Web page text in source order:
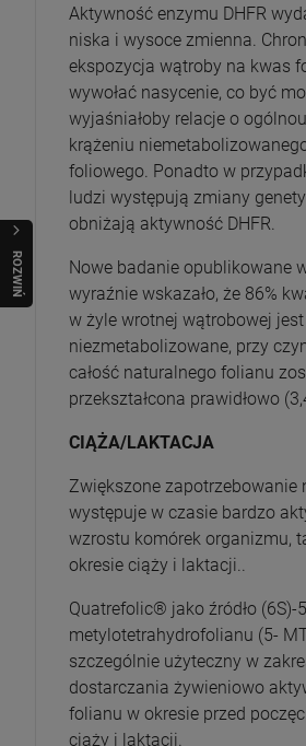
R
O
Z
W
I
Ń
O
B
I
Aktywność enzymu DHFR
niska i wysoce zmienna.
ekspozycja wątroby na kwas
wywołać nasycenie, co być
wyjaśniałoby relacje o
krążeniu
foliowego. Ponadto w
ludzi występują zmiany
obniżają aktywność DHFR.
Nowe badanie opublikowane
wyraźnie wskazało, że 86%
w żyle wrotnej wątrobowej jest
niezmetabolizowane, przy
całość naturalnego folianu
przekształcona prawidłowo
CIĄŻA/LAKTACJA
Zwiększone zapotrzebowanie
występuje w czasie bardzo
wzrostu komórek organizmu,
okresie ciąży i laktacji..
Quatrefolic® jako źródło (6S)-
metylotetrahydrofolianu (5-
szczególnie użyteczny w
dostarczania żywieniowo
folianu w okresie przed
ciąży i laktacji.